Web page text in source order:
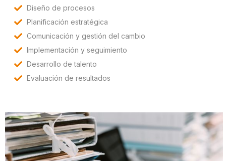
Diseño de procesos
Planificación estratégica
Comunicación y gestión del cambio
Implementación y seguimiento
Desarrollo de talento
Evaluación de resultados